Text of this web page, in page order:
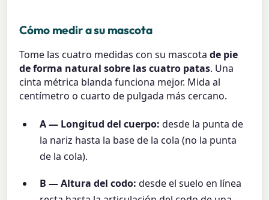
Cómo medir a su mascota
Tome las cuatro medidas con su mascotade pie
de forma natural sobre las cuatro patas. Una
cinta métrica blanda funciona mejor. Mida al
centímetro o cuarto de pulgada más cercano.
A — Longitud del cuerpo: desde la punta de
la nariz hasta la base de la cola (no la punta
de la cola).
B — Altura del codo: desde el suelo en línea